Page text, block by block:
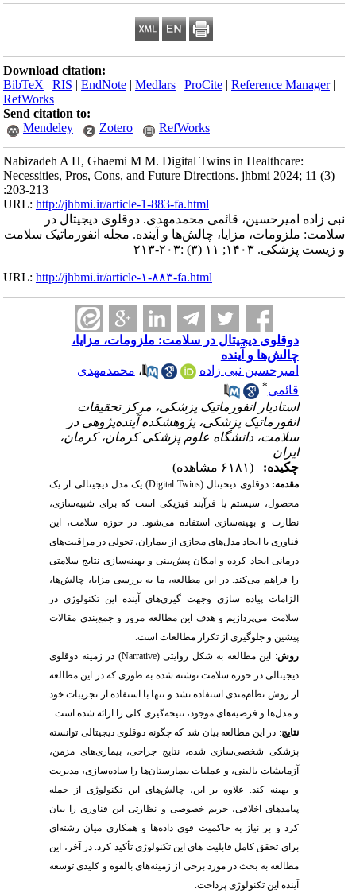
Download citation:
BibTeX |RIS |EndNote |Medlars |ProCite |Reference Manager
RefWorks
Send citation to:
Mendeley
Zotero RefWorks
Nabizadeh A H, Ghaemi M M. Digital Twins in Healthcare:
Necessities, Pros, Cons, and Future Directions. jhbmi 2024; 11 (3)
:203-213
URL:http://jhbmi.ir/article-1-883-fa.html
نبی زاده امیرحسین، قائمی محمدمهدی. دوقلوی دیجیتال در
سلامت: ملزومات، مزایا، چالش‌ها و آینده. مجله انفورماتیک سلامت
و زیست پزشکی. ۱۴۰۳; ۱۱ (۳) :۲۰۳-۲۱۳
URL:http://jhbmi.ir/article-۱-۸۸۳-fa.html
دوقلوی دیجیتال در سلامت: ملزومات، مزایا،
چالش‌ها و آینده
امیرحسین نبی زاده
،محمدمهدی
قائمی
استادیار انفورماتیک پزشکی، مرکز تحقیقات
انفورماتیک پزشکی، پژوهشکده آینده‌پژوهی در
سلامت، دانشگاه علوم پزشکی کرمان، کرمان،
ایران
چکیده:
مقدمه:دوقلوی دیجیتال (Digital Twins) یک مدل دیجیتالی از یک
محصول، سیستم یا فرآیند فیزیکی است که برای شبیه‌سازی،
نظارت و بهینه‌سازی استفاده می‌شود. در حوزه سلامت، این
فناوری با ایجاد مدل‌های مجازی از بیماران، تحولی در مراقبت‌های
درمانی ایجاد کرده و امکان پیش‌بینی و بهینه‌سازی نتایج سلامتی
را فراهم می‌کند. در این مطالعه، ما به بررسی مزایا، چالش‌ها،
الزامات پیاده سازی وجهت گیری‌های آینده این تکنولوژی در
سلامت می‌پردازیم و هدف این مطالعه مرور و جمع‌بندی مقالات
پیشین و جلوگیری از تکرار مطالعات است.
روش:این مطالعه به شکل روایتی (Narrative) در زمینه دوقلوی
دیجیتالی در حوزه سلامت نوشته شده به طوری که در این مطالعه
از روش نظام‌مندی استفاده نشد و تنها با استفاده از تجریبات خود
و مدل‌ها و فرضیه‌های موجود، نتیجه‌گیری کلی را ارائه شده است.
نتایج:در این مطالعه بیان شد که چگونهدوقلویدیجیتالی توانسته
پزشکی شخصی‌سازی شده، نتایج جراحی، بیماری‌های مزمن،
آزمایشات بالینی، و عملیات بیمارستان‌ها را ساده‌سازی، مدیریت
و بهینه کند. علاوه بر این، چالش‌های این تکنولوژی از جمله
پیامدهای اخلاقی، حریم خصوصی و نظارتی این فناوری را بیان
کرد و بر نیاز به حاکمیت قوی داده‌ها و همکاری میان رشته‌ای
برای تحقق کامل قابلیت های این تکنولوژی تأکید کرد. در آخر، این
مطالعه به بحث در موردبرخی از زمینه‌های بالقوه و کلیدی توسعه
آیندهاین تکنولوژی پرداخت.